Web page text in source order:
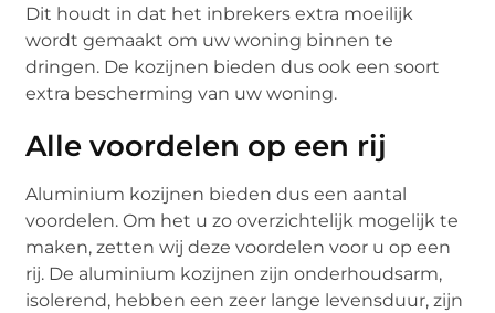
Dit houdt in dat het inbrekers extra moeilijk
wordt gemaakt om uw woning binnen te
dringen. De kozijnen bieden dus ook een soort
extra bescherming van uw woning.
Alle voordelen op een rij
Aluminium kozijnen bieden dus een aantal
voordelen. Om het u zo overzichtelijk mogelijk te
maken, zetten wij deze voordelen voor u op een
rij. De aluminium kozijnen zijn onderhoudsarm,
isolerend, hebben een zeer lange levensduur, zijn